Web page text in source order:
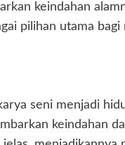
keindahan
pilihan utama
seni menjadi
keindahan